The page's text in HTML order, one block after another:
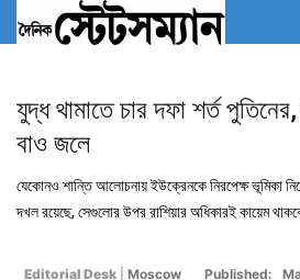
যুদ্ধ থামাতে চার দফা শর্ত
বাও জলে
যেকোনও শান্তি আলোচনায় ইউক্রেনকে নিরপেক্ষ ভূমিকা
দখল রয়েছে, সেগুলোর উপর রাশিয়ার অধিকারই কায়েম
Editorial Desk Moscow Published: